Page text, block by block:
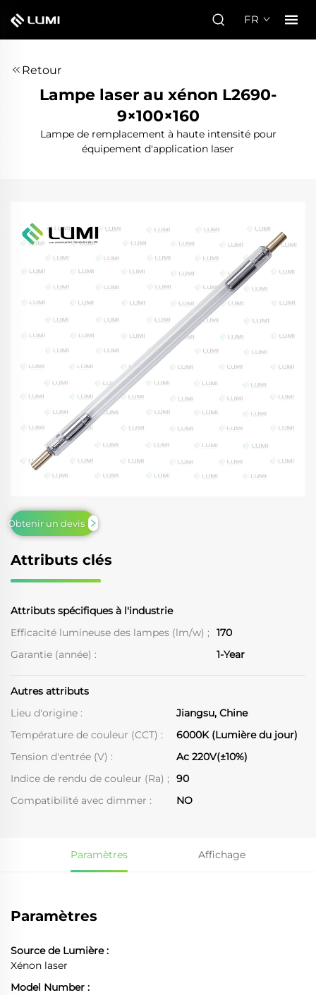
FR
Retour
Lampe laser au xénon L2690-
9×100×160
Lampe de remplacement à haute intensité pour
équipement d'application laser
Attributs clés
Attributs spécifiques à l'industrie
Efficacité lumineuse des lampes (lm/w) ;
170
Garantie (année) :
1-Year
Autres attributs
Lieu d'origine :
Jiangsu, Chine
Température de couleur (CCT) :
6000K (Lumière du jour)
Tension d'entrée (V) :
Ac 220V(±10%)
Indice de rendu de couleur (Ra) ;
90
Compatibilité avec dimmer :
NO
Obtenir un devis
Paramètres Affichage
Paramètres
Source de Lumière :
Xénon laser
Model Number :